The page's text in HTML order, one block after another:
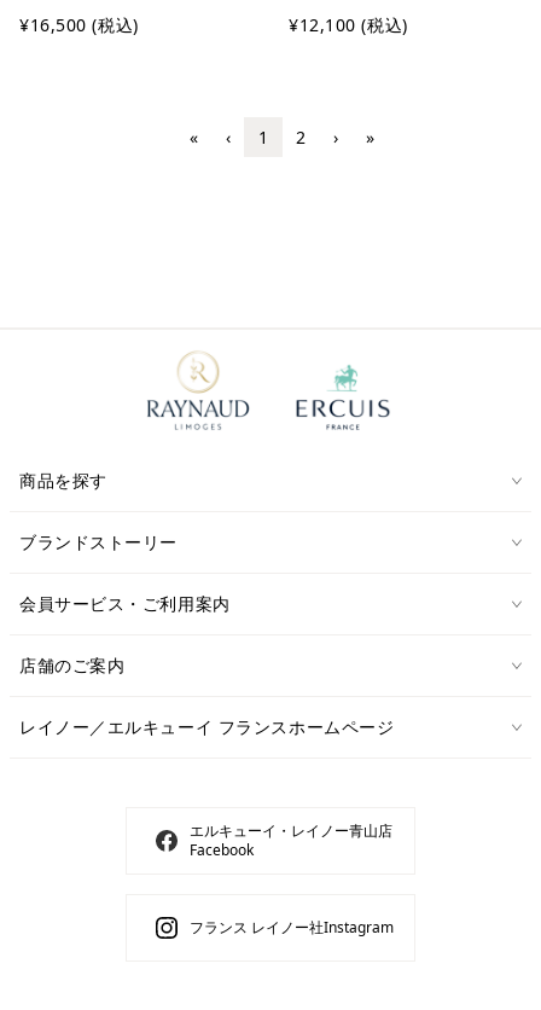
¥16,500 (税込)
¥12,100 (税込)
« ‹ 1 2 › »
商品を探す
ブランドストーリー
会員サービス・ご利用案内
店舗のご案内
レイノー／エルキューイ フランスホームページ
エルキューイ・レイノー青山店
Facebook
フランス レイノー社Instagram